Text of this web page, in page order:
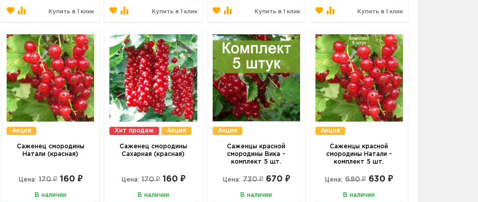
Купить в 1 клик Купить в 1 клик Купить в 1 клик Купить в 1 клик
Акция
Саженец смородины
Натали (красная)
Цена: 170 ₽ 160 ₽
В наличии
Хит продаж Акция
Саженец смородины
Сахарная (красная)
Цена: 170 ₽ 160 ₽
В наличии
Акция
Саженцы красной
смородины Вика -
комплект 5 шт.
Цена: 730 ₽ 670 ₽
В наличии
Акция
Саженцы красной
смородины Натали -
комплект 5 шт.
Цена: 680 ₽ 630 ₽
В наличии